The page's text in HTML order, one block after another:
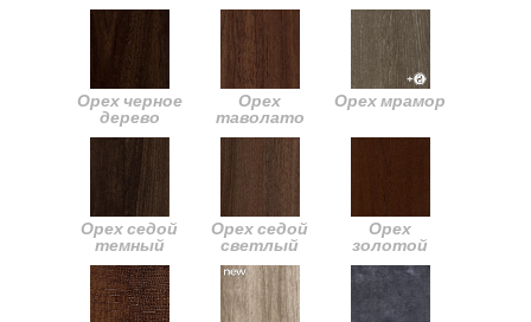
Орех черное
дерево
Орех
таволато
Орех мрамор
Орех седой
темный
Орех седой
светлый
Орех
золотой